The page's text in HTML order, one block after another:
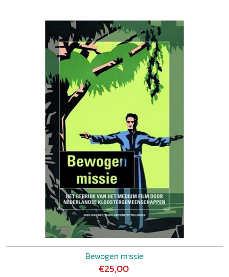
Bewogen missie
€25,00